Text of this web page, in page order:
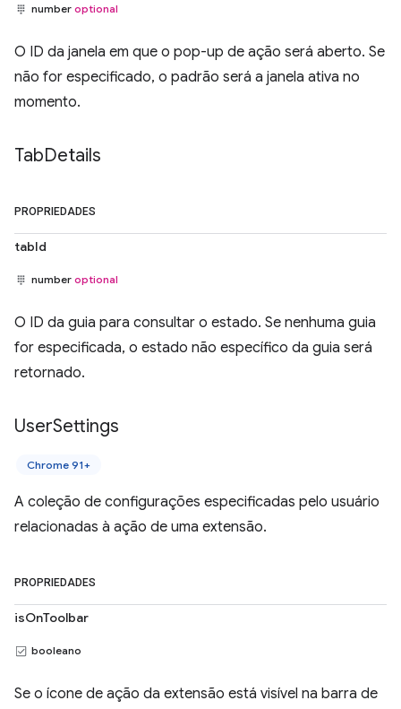
number optional
O ID da janela em que o pop-up de ação será aberto. Se
não for especificado, o padrão será a janela ativa no
momento.
TabDetails
PROPRIEDADES
tabId
number optional
O ID da guia para consultar o estado. Se nenhuma guia
for especificada, o estado não específico da guia será
retornado.
UserSettings
Chrome 91+
A coleção de configurações especificadas pelo usuário
relacionadas à ação de uma extensão.
PROPRIEDADES
isOnToolbar
booleano
Se o ícone de ação da extensão está visível na barra de